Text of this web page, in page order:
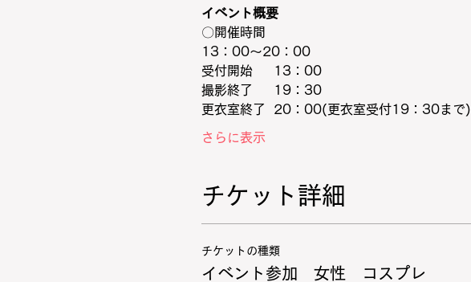
イベント概要
〇開催時間
13：00～20：00
受付開始　  13：00
撮影終了　  19：30
更衣室終了  20：00(更衣室受付19：30まで)
さらに表示
チケット詳細
チケットの種類
イベント参加 女性 コスプレ